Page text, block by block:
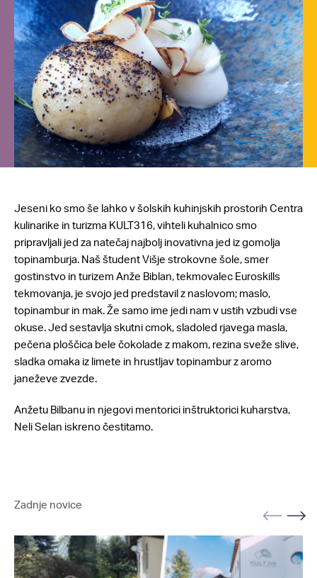
Jeseni ko smo še lahko v šolskih kuhinjskih prostorih Centra
kulinarike in turizma KULT316, vihteli kuhalnico smo
pripravljali jed za natečaj najbolj inovativna jed iz gomolja
topinamburja. Naš študent Višje strokovne šole, smer
gostinstvo in turizem Anže Biblan, tekmovalec Euroskills
tekmovanja, je svojo jed predstavil z naslovom; maslo,
topinambur in mak. Že samo ime jedi nam v ustih vzbudi vse
okuse. Jed sestavlja skutni cmok, sladoled rjavega masla,
pečena ploščica bele čokolade z makom, rezina sveže slive,
sladka omaka iz limete in hrustljav topinambur z aromo
janeževe zvezde.
Anžetu Bilbanu in njegovi mentorici inštruktorici kuharstva,
Neli Selan iskreno čestitamo.
Zadnje novice